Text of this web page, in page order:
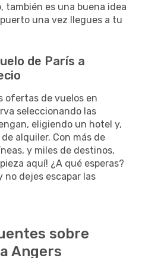
también es una buena idea
una vez llegues a tu
de París a
ofertas de vuelos en
seleccionando las
eligiendo un hotel y,
alquiler. Con más de
y miles de destinos,
aquí! ¿A qué esperas?
no dejes escapar las
sobre
Angers